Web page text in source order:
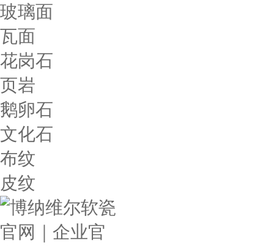
玻璃面
瓦面
花岗石
页岩
鹅卵石
文化石
布纹
皮纹